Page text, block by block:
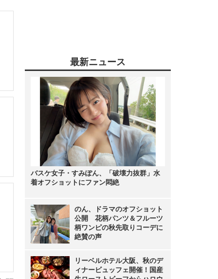
最新ニュース
バスケ女子・すみぽん、「破壊力抜群」水
着オフショットにファン悶絶
のん、ドラマのオフショット
公開 花柄パンツ＆フルーツ
柄ワンピの秋先取りコーデに
絶賛の声
リーベルホテル大阪、秋のデ
ィナービュッフェ開催！国産